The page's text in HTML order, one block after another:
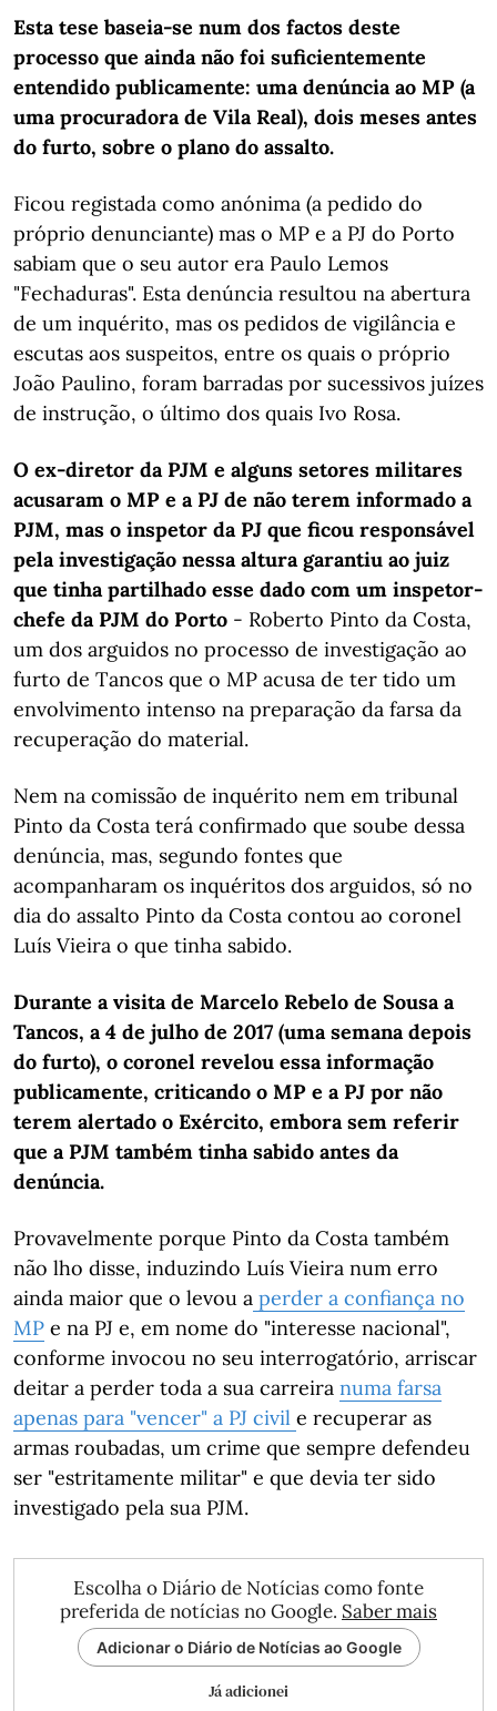
Esta tese baseia-se num dos factos deste
processo que ainda não foi suficientemente
entendido publicamente: uma denúncia ao MP (a
uma procuradora de Vila Real), dois meses antes
do furto, sobre o plano do assalto.
Ficou registada como anónima (a pedido do
próprio denunciante) mas o MP e a PJ do Porto
sabiam que o seu autor era Paulo Lemos
"Fechaduras". Esta denúncia resultou na abertura
de um inquérito, mas os pedidos de vigilância e
escutas aos suspeitos, entre os quais o próprio
João Paulino, foram barradas por sucessivos juízes
de instrução, o último dos quais Ivo Rosa.
O ex-diretor da PJM e alguns setores militares
acusaram o MP e a PJ de não terem informado a
PJM, mas o inspetor da PJ que ficou responsável
pela investigação nessa altura garantiu ao juiz
que tinha partilhado esse dado com um inspetor-
chefe da PJM do Porto - Roberto Pinto da Costa,
um dos arguidos no processo de investigação ao
furto de Tancos que o MP acusa de ter tido um
envolvimento intenso na preparação da farsa da
recuperação do material.
Nem na comissão de inquérito nem em tribunal
Pinto da Costa terá confirmado que soube dessa
denúncia, mas, segundo fontes que
acompanharam os inquéritos dos arguidos, só no
dia do assalto Pinto da Costa contou ao coronel
Luís Vieira o que tinha sabido.
Durante a visita de Marcelo Rebelo de Sousa a
Tancos, a 4 de julho de 2017 (uma semana depois
do furto), o coronel revelou essa informação
publicamente, criticando o MP e a PJ por não
terem alertado o Exército, embora sem referir
que a PJM também tinha sabido antes da
denúncia.
Provavelmente porque Pinto da Costa também
não lho disse, induzindo Luís Vieira num erro
ainda maior que o levou a perder a confiança no
MP e na PJ e, em nome do "interesse nacional",
conforme invocou no seu interrogatório, arriscar
deitar a perder toda a sua carreira numa farsa
apenas para "vencer" a PJ civil e recuperar as
armas roubadas, um crime que sempre defendeu
ser "estritamente militar" e que devia ter sido
investigado pela sua PJM.
Escolha o Diário de Notícias como fonte
preferida de notícias no Google. Saber mais
Adicionar o Diário de Notícias ao Google
Já adicionei